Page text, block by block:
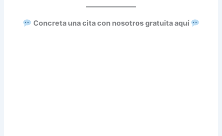
Concreta una cita con nosotros gratuita aquí